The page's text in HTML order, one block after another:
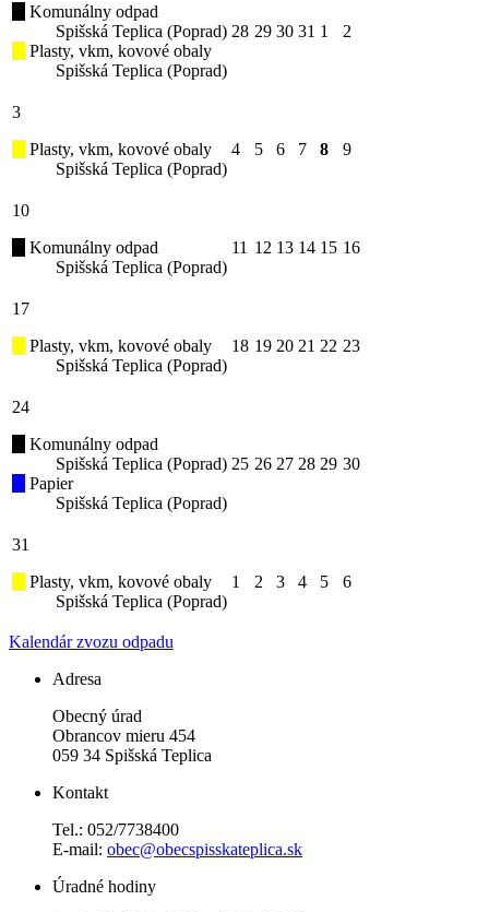
Komunálny odpad
Spišská Teplica (Poprad)
Plasty, vkm, kovové obaly
Spišská Teplica (Poprad)
28 29 30 31 1 2
3
Plasty, vkm, kovové obaly
Spišská Teplica (Poprad)
4 5 6 7 8 9
10
Komunálny odpad
Spišská Teplica (Poprad)
11 12 13 14 15 16
17
Plasty, vkm, kovové obaly
Spišská Teplica (Poprad)
18 19 20 21 22 23
24
Komunálny odpad
Spišská Teplica (Poprad)
Papier
Spišská Teplica (Poprad)
25 26 27 28 29 30
31
Plasty, vkm, kovové obaly
Spišská Teplica (Poprad)
1 2 3 4 5 6
Kalendár zvozu odpadu
Adresa
Obecný úrad
Obrancov mieru 454
059 34 Spišská Teplica
Kontakt
Tel.: 052/7738400
E-mail: obec@obecspisskateplica.sk
Úradné hodiny